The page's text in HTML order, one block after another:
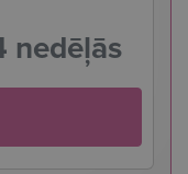
nedēļās